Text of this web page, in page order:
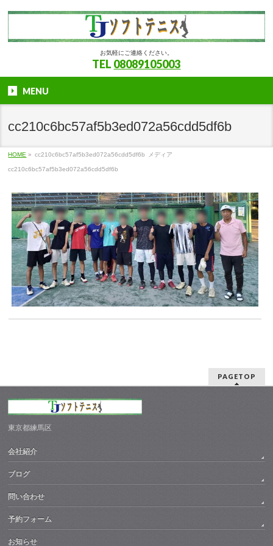
お気軽にご連絡ください。
TEL 08089105003
MENU
cc210c6bc57af5b3ed072a56cdd5df6b
HOME » cc210c6bc57af5b3ed072a56cdd5df6b メディア
cc210c6bc57af5b3ed072a56cdd5df6b
PAGETOP
東京都練馬区
会社紹介
ブログ
問い合わせ
予約フォーム
お知らせ